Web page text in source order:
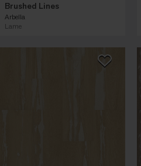
Brushed Lines
Arbella
Lame